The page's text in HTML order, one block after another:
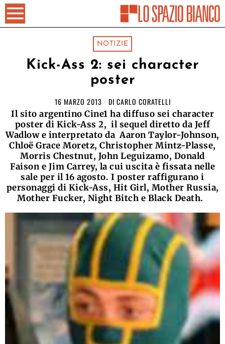
NOTIZIE
Kick-Ass 2: sei character
poster
16 MARZO 2013 DI CARLO CORATELLI
Il sito argentino Cine1 ha diffuso sei character
poster di Kick-Ass 2, il sequel diretto da Jeff
Wadlow e interpretato da Aaron Taylor-Johnson,
Chloë Grace Moretz, Christopher Mintz-Plasse,
Morris Chestnut, John Leguizamo, Donald
Faison e Jim Carrey, la cui uscita è fissata nelle
sale per il 16 agosto. I poster raffigurano i
personaggi di Kick-Ass, Hit Girl, Mother Russia,
Mother Fucker, Night Bitch e Black Death.